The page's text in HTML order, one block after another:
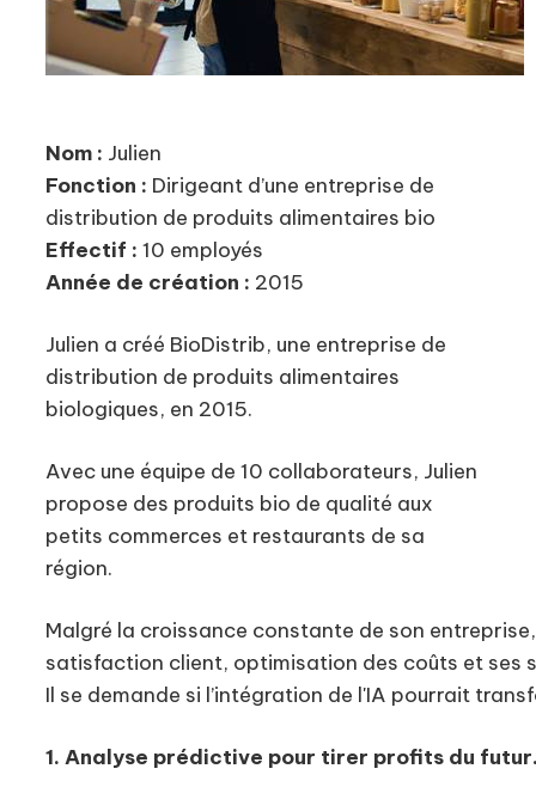
Nom : Julien
Fonction : Dirigeant d’une entreprise de
distribution de produits alimentaires bio
Effectif : 10 employés
Année de création : 2015
Julien a créé BioDistrib, une entreprise de
distribution de produits alimentaires
biologiques, en 2015.
Avec une équipe de 10 collaborateurs, Julien
propose des produits bio de qualité aux
petits commerces et restaurants de sa
région.
Malgré la croissance constante de son
satisfaction client, optimisation des coûts et ses
Il se demande si l’intégration de l'IA pourrait
1. Analyse prédictive pour tirer profits du